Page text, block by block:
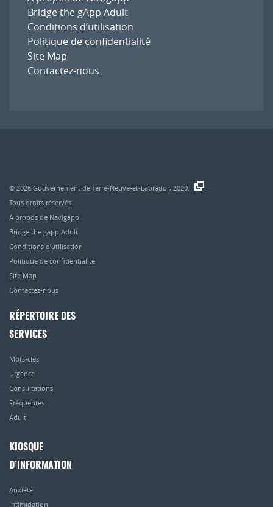
Bridge the gApp Adult
Conditions d’utilisation
Politique de confidentialité
Site Map
Contactez-nous
© 2026 Gouvernement de Terre-Neuve-et-Labrador, 2020.
Tous droits réservés.
À propos de Navigapp
Bridge the gapp Adult
Conditions d’utilisation
Politique de confidentialité
Site Map
Contactez-nous
RÉPERTOIRE DES
SERVICES
Mots-clés
Urgence
Consultations
Fréquentes
Adult
KIOSQUE
D’INFORMATION
Anxiété
Intimidation